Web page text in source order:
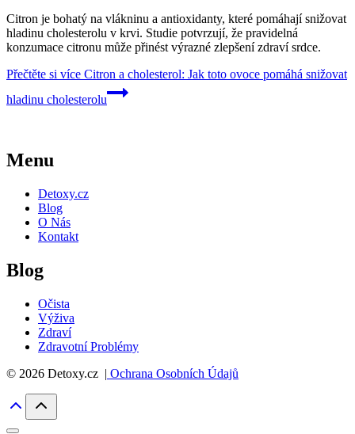
Citron je bohatý na vlákninu a antioxidanty, které pomáhají snižovat
hladinu cholesterolu v krvi. Studie potvrzují, že pravidelná
konzumace citronu může přinést výrazné zlepšení zdraví srdce.
Přečtěte si více Citron a cholesterol: Jak toto ovoce pomáhá snižovat
hladinu cholesterolu
Menu
Detoxy.cz
Blog
O Nás
Kontakt
Blog
Očista
Výživa
Zdraví
Zdravotní Problémy
© 2026 Detoxy.cz | Ochrana Osobních Údajů